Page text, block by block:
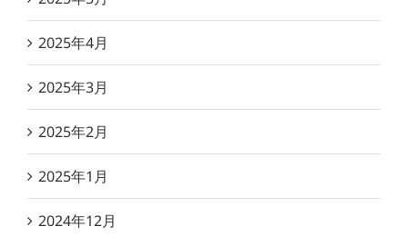
2025年4月
2025年3月
2025年2月
2025年1月
2024年12月